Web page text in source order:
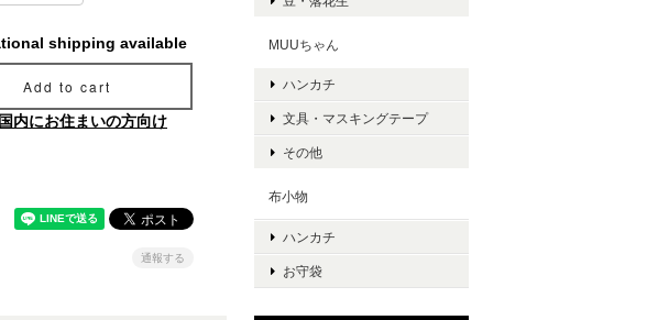
shipping available
Add to cart
内にお住まいの方向け
通報する
MUUちゃん
ハンカチ
文具・マスキングテープ
その他
布小物
ハンカチ
お守袋